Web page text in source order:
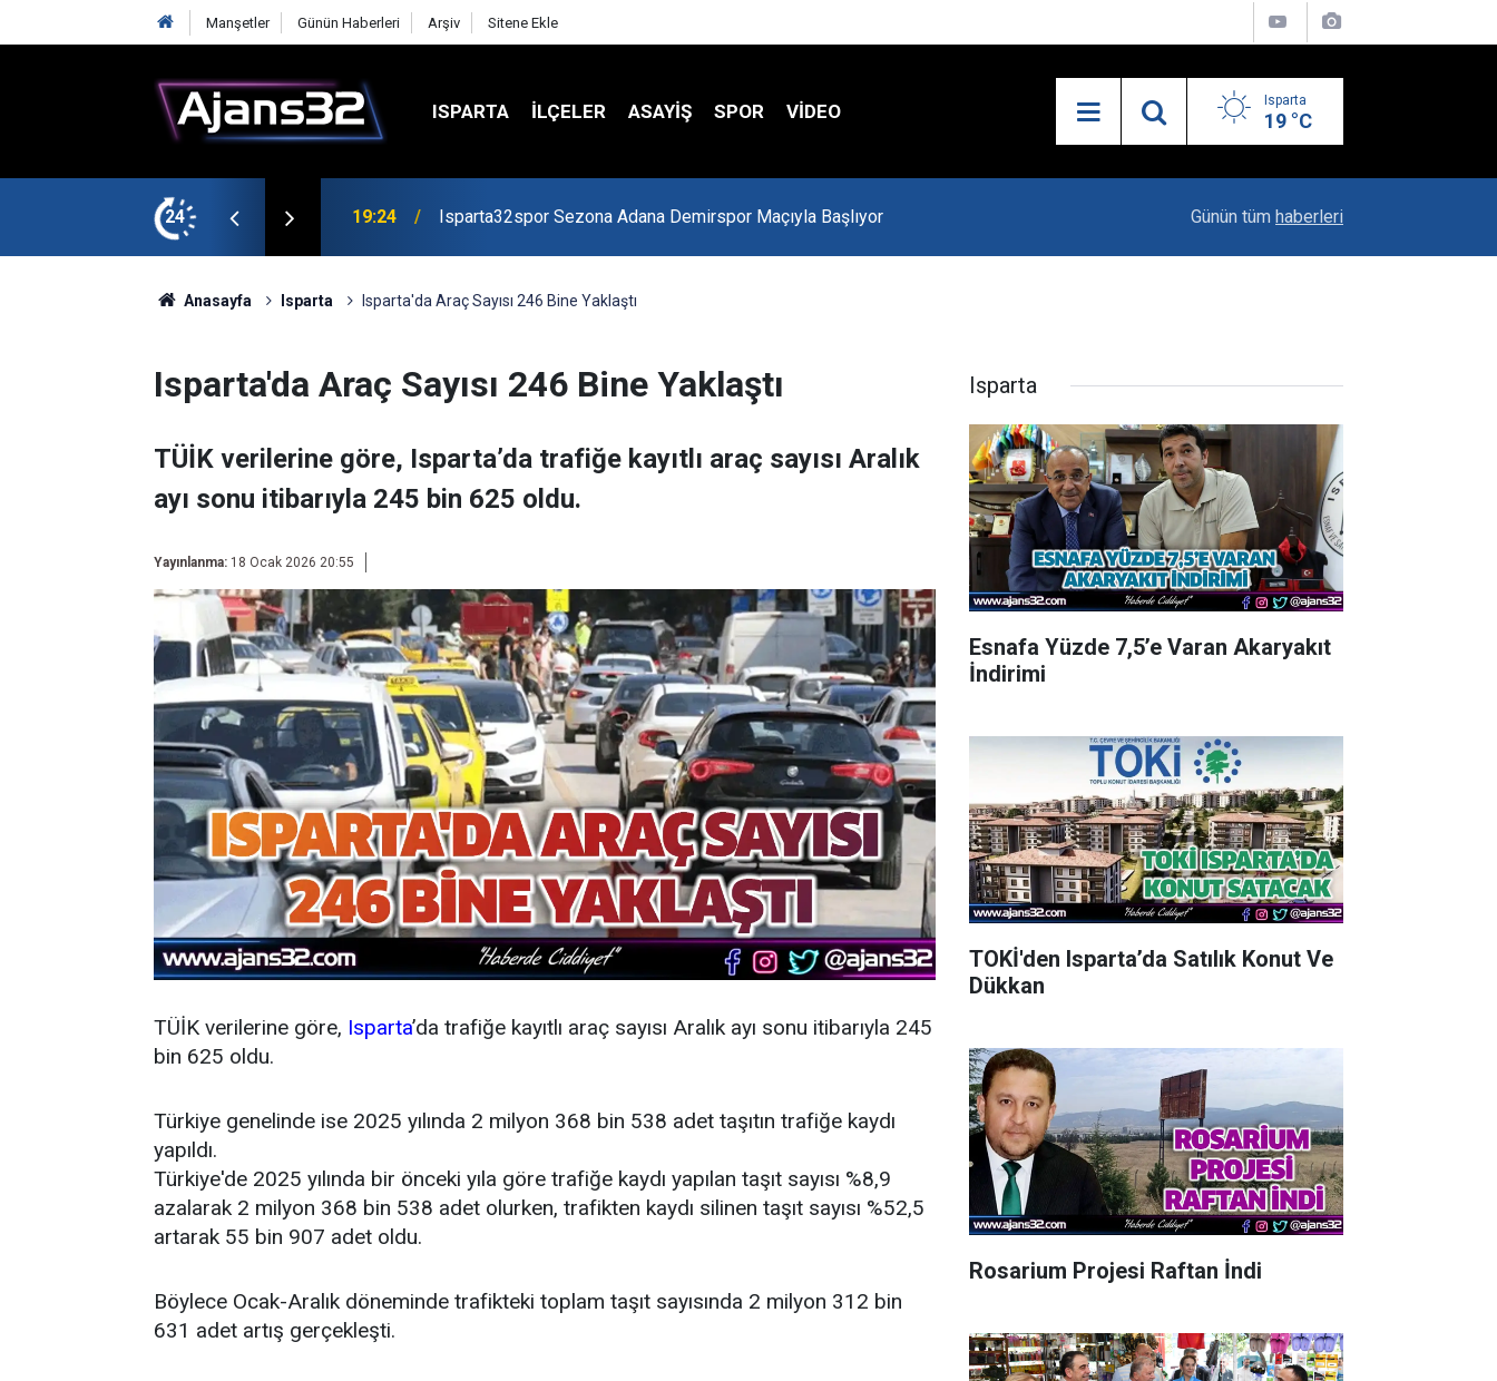
Manşetler Günün Haberleri Arşiv Sitene Ekle
ISPARTA İLÇELER ASAYİŞ SPOR VIDEO Isparta
19 °C
24
Maçıyla Başlıyor 19:22 Isparta Kredi Batağında Vali Erin: Bu İşin Kenarında Olanlara Bile Bu
Günün tüm haberleri
Anasayfa Isparta Isparta'da Araç Sayısı 246 Bine Yaklaştı
Isparta'da Araç Sayısı 246 Bine Yaklaştı
TÜİK verilerine göre, Isparta’da trafiğe kayıtlı araç sayısı Aralık
ayı sonu itibarıyla 245 bin 625 oldu.
Yayınlanma: 18 Ocak 2026 20:55
TÜİK verilerine göre, Isparta’da trafiğe kayıtlı araç sayısı Aralık ayı sonu itibarıyla 245
bin 625 oldu.
Türkiye genelinde ise 2025 yılında 2 milyon 368 bin 538 adet taşıtın trafiğe kaydı
yapıldı.
Türkiye'de 2025 yılında bir önceki yıla göre trafiğe kaydı yapılan taşıt sayısı %8,9
azalarak 2 milyon 368 bin 538 adet olurken, trafikten kaydı silinen taşıt sayısı %52,5
artarak 55 bin 907 adet oldu.
Böylece Ocak-Aralık döneminde trafikteki toplam taşıt sayısında 2 milyon 312 bin
631 adet artış gerçekleşti.
Isparta
Esnafa Yüzde 7,5’e Varan Akaryakıt
İndirimi
TOKİ'den Isparta’da Satılık Konut Ve
Dükkan
Rosarium Projesi Raftan İndi